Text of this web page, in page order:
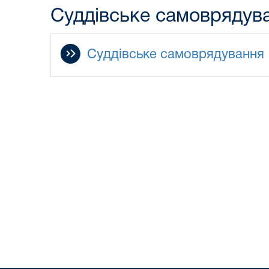
Суддівське
Суддівське самоврядування